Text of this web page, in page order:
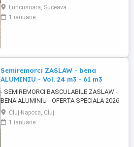
buna de functionare cu vibratie si apa pt
valurii pentru mai multe detalii pe watzup
darius
Luncusoara, Suceava
1 ianuarie
Semiremorci ZASLAW - bena
ALUMINIU - Vol. 24 m3 - 61 m3
- SEMIREMORCI BASCULABILE ZASLAW -
BENA ALUMINIU - OFERTA SPECIALA 2026
!! - VEHICULE NOI - ( pe stoc SAU în
fabricație ZASLAW - cu termen SCURT de
livrare ) DESCRIERE VEHICULE : -
Cluj-Napoca, Cluj
1 ianuarie